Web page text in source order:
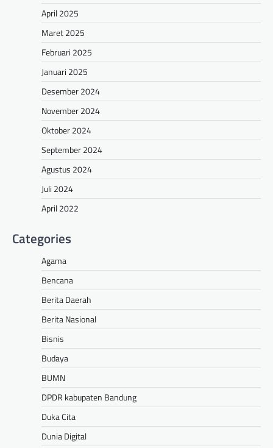
April 2025
Maret 2025
Februari 2025
Januari 2025
Desember 2024
November 2024
Oktober 2024
September 2024
Agustus 2024
Juli 2024
April 2022
Categories
Agama
Bencana
Berita Daerah
Berita Nasional
Bisnis
Budaya
BUMN
DPDR kabupaten Bandung
Duka Cita
Dunia Digital